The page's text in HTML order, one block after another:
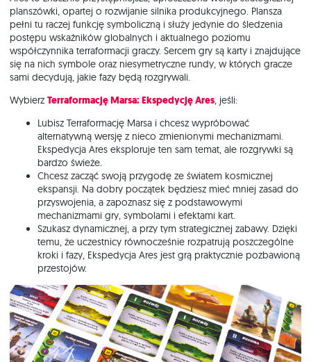
planszówki, opartej o rozwijanie silnika produkcyjnego. Plansza
pełni tu raczej funkcję symboliczną i służy jedynie do śledzenia
postępu wskaźników globalnych i aktualnego poziomu
współczynnika terraformacji graczy. Sercem gry są karty i znajdujące
się na nich symbole oraz niesymetryczne rundy, w których gracze
sami decydują, jakie fazy będą rozgrywali.
Wybierz Terraformację Marsa: Ekspedycję Ares, jeśli:
Lubisz Terraformację Marsa i chcesz wypróbować
alternatywną wersję z nieco zmienionymi mechanizmami.
Ekspedycja Ares eksploruje ten sam temat, ale rozgrywki są
bardzo świeże.
Chcesz zacząć swoją przygodę ze światem kosmicznej
ekspansji. Na dobry początek będziesz mieć mniej zasad do
przyswojenia, a zapoznasz się z podstawowymi
mechanizmami gry, symbolami i efektami kart.
Szukasz dynamicznej, a przy tym strategicznej zabawy. Dzięki
temu, że uczestnicy równocześnie rozpatrują poszczególne
kroki i fazy, Ekspedycja Ares jest grą praktycznie pozbawioną
przestojów.